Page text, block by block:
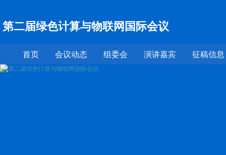
第二届绿色计算与物联网国际会议
首页 会议动态 组委会 演讲嘉宾 征稿信息